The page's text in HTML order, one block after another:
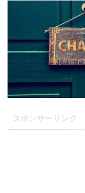
スポンサーリンク